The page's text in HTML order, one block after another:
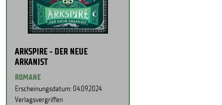
ARKSPIRE - DER NEUE
ARKANIST
ROMANE
Erscheinungsdatum: 04.09.2024
Verlagsvergriffen